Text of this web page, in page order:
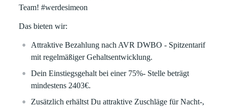
Team!#werdesimeon
Das bieten wir:
Attraktive Bezahlung nach AVR DWBO - Spitzentarif
mit regelmäßiger Gehaltsentwicklung.
Dein Einstiegsgehalt bei einer 75%- Stelle beträgt
mindestens 2403€.
Zusätzlich erhältst Du attraktive Zuschläge für Nacht-,